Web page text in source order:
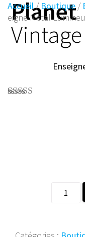
Planet
Vintage
Accueil/Boutique/
eigne Métal
quantité